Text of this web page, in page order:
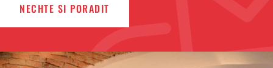
NECHTE SI PORADIT